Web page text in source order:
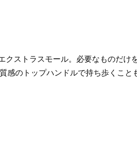
ストラスモール。必要なものだ
のトップハンドルで持ち歩くこ